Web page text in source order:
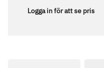
Logga in för att se pris